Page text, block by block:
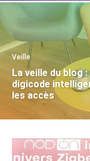
Veille
La veille du blog
digicode
les accès